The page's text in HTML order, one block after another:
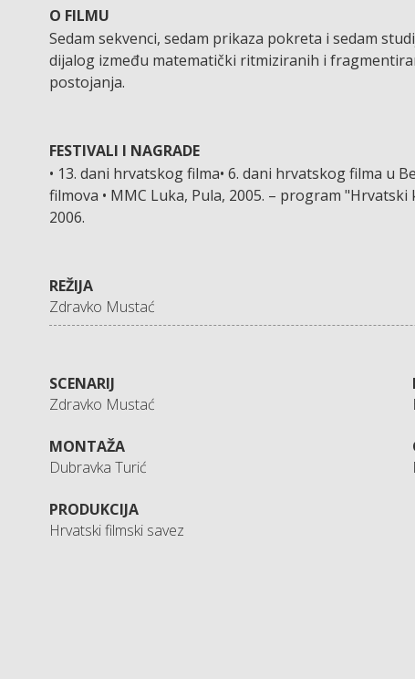
O FILMU
Sedam sekvenci, sedam prikaza pokreta i sedam
dijalog između matematički ritmiziranih i
postojanja.
FESTIVALI I NAGRADE
• 13. dani hrvatskog filma• 6. dani hrvatskog filma
filmova • MMC Luka, Pula, 2005. – program
2006.
REŽIJA
Zdravko Mustać
SCENARIJ
Zdravko Mustać
MONTAŽA
Dubravka Turić
PRODUKCIJA
Hrvatski filmski savez